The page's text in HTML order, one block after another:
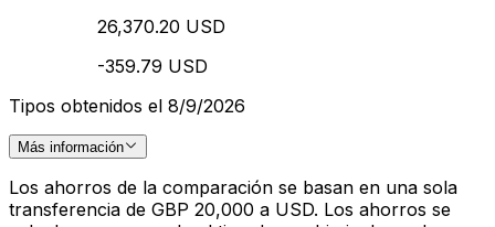
26,370.20 USD
-359.79 USD
Tipos obtenidos el 8/9/2026
Más información
Los ahorros de la comparación se basan en una sola
transferencia de GBP 20,000 a USD. Los ahorros se